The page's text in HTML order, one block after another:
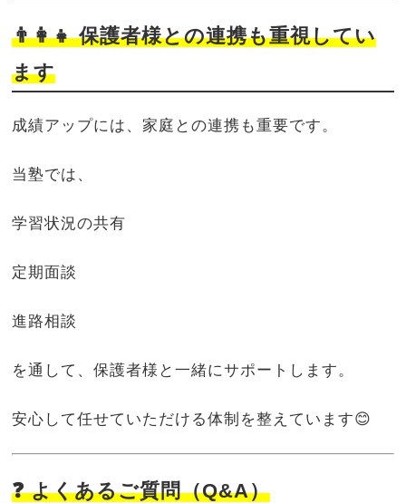
👨‍👩‍👧 保護者様との連携も重視してい
ます
成績アップには、家庭との連携も重要です。
当塾では、
学習状況の共有
定期面談
進路相談
を通して、保護者様と一緒にサポートします。
安心して任せていただける体制を整えています😊
❓ よくあるご質問（Q&A）